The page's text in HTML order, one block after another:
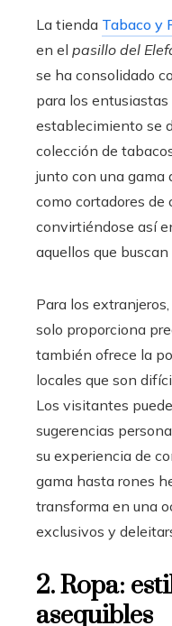
La tienda Tabaco y
en el pasillo del
se ha consolidado
para los
establecimiento se
colección de
junto con una gama
como cortadores de
convirtiéndose así
aquellos que
Para los
solo proporciona
también ofrece la
locales que son
Los visitantes
sugerencias
su experiencia de
gama hasta rones
transforma en una
exclusivos y
2. Ropa:
asequibles